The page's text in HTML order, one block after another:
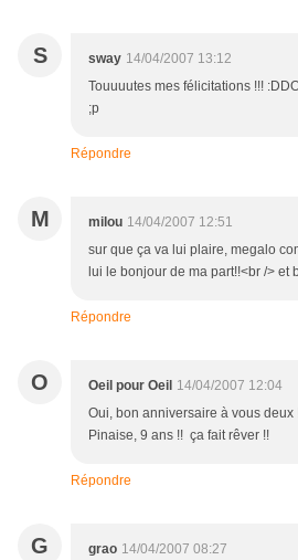
S sway 14/04/2007 13:12
Touuuutes mes félicitations !!!
;p
Répondre
M milou 14/04/2007 12:51
sur que ça va lui plaire, megalo
lui le bonjour de ma part!!<br /> et
Répondre
O Oeil pour Oeil 14/04/2007 12:04
Oui, bon anniversaire à vous deux
Pinaise, 9 ans !! ça fait rêver !!
Répondre
G grao 14/04/2007 08:27